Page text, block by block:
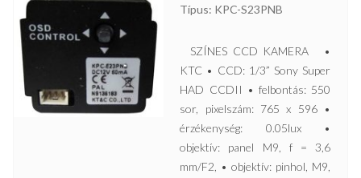
Típus: KPC-S23PNB
SZÍNES CCD KAMERA •
KTC • CCD: 1/3” Sony Super
HAD CCDII • felbontás: 550
sor, pixelszám: 765 x 596 •
érzékenység: 0.05lux •
objektív: panel M9, f = 3,6
mm/F2, • objektív: pinhol, M9,